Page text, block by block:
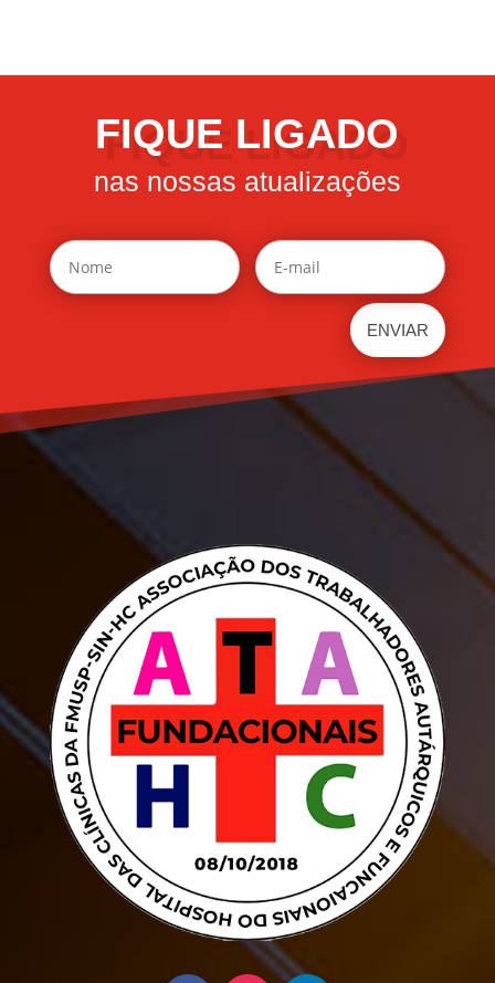
FIQUE LIGADO
nas nossas atualizações